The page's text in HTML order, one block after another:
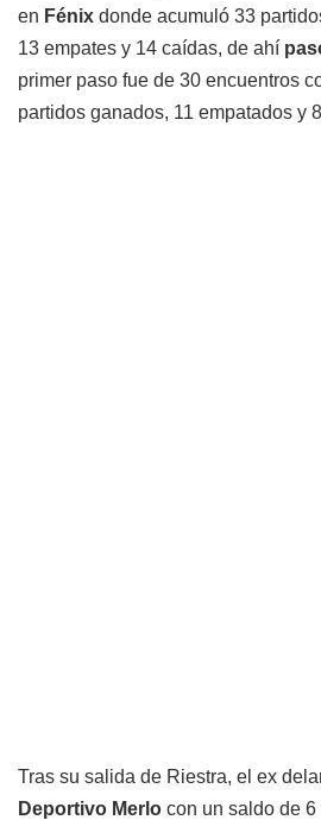
en Fénix donde acumuló 33
13 empates y 14 caídas, de ahí
primer paso fue de 30 encuentros
partidos ganados, 11 empatados y
Tras su salida de Riestra, el ex
Deportivo Merlo con un saldo de